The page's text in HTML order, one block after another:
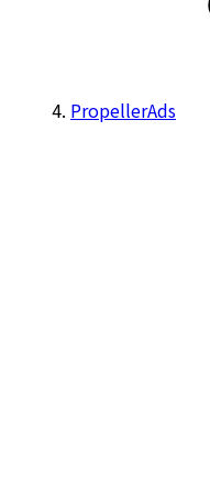
PropellerAds